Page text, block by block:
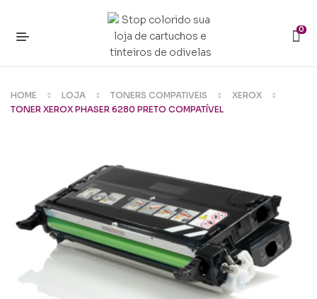
0
HOME LOJA TONERS COMPATIVEIS
XEROX
TONER XEROX PHASER 6280 PRETO COMPATÍVEL